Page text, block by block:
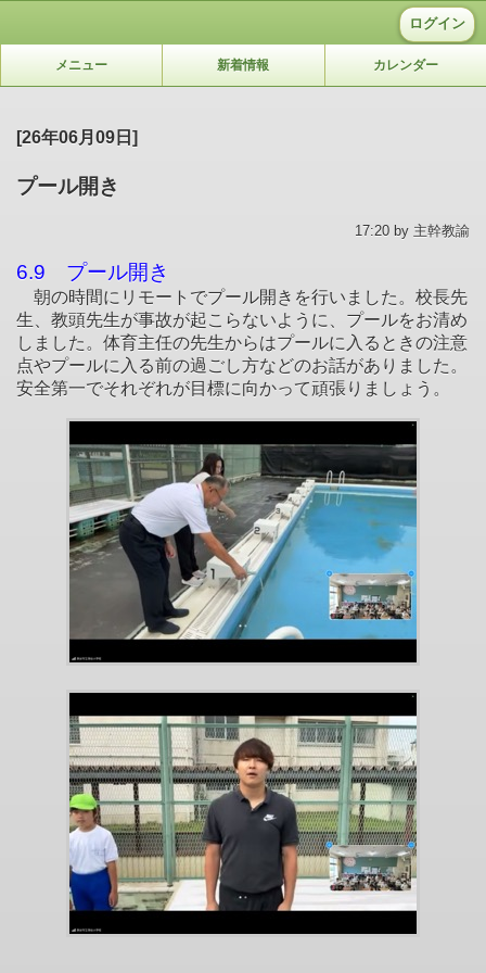
ログイン
メニュー 新着情報 カレンダー
[26年06月09日]
プール開き
17:20 by 主幹教諭
6.9 プール開き
朝の時間にリモートでプール開きを行いました。校長先
生、教頭先生が事故が起こらないように、プールをお清め
しました。体育主任の先生からはプールに入るときの注意
点やプールに入る前の過ごし方などのお話がありました。
安全第一でそれぞれが目標に向かって頑張りましょう。